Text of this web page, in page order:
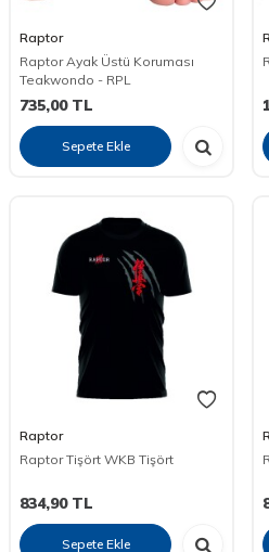
Raptor
Raptor Ayak Üstü Koruması
Teakwondo - RPL
735,00TL
Sepete Ekle
Raptor
Raptor Tişört WKB Tişört
834,90TL
Sepete Ekle